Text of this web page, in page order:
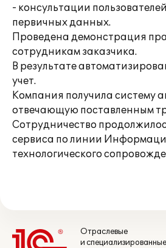
- консультации
первичных данных.
Проведена демонстрация
сотрудникам заказчика.
В результате
учет.
Компания получила систему
отвечающую поставленным
Сотрудничество
сервиса по линии
технологического
Отраслевые
и